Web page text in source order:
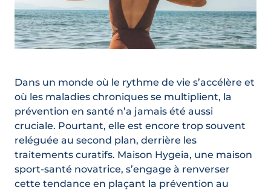
Dans un monde où le rythme de vie s’accélère et
où les maladies chroniques se multiplient, la
prévention en santé n’a jamais été aussi
cruciale. Pourtant, elle est encore trop souvent
reléguée au second plan, derrière les
traitements curatifs. Maison Hygeia, une maison
sport-santé novatrice, s’engage à renverser
cette tendance en plaçant la prévention au